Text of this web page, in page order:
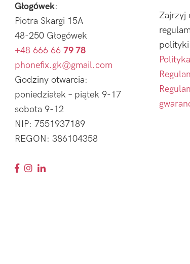
Głogówek:
Piotra Skargi 15A
48-250 Głogówek
+48 666 66 79 78
phonefix.gk@gmail.com
Godziny otwarcia:
poniedziałek – piątek 9-17
sobota 9-12
NIP: 7551937189
REGON: 386104358
Zajrzyj